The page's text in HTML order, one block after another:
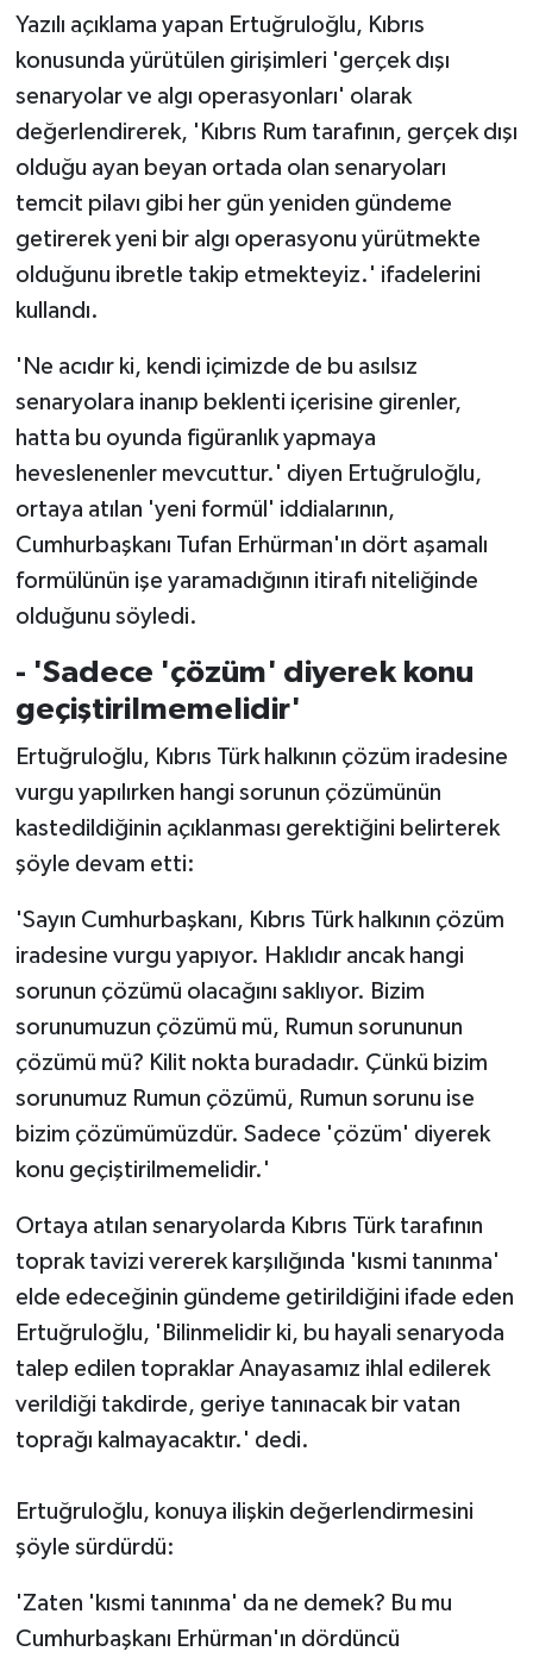
Yazılı açıklama yapan Ertuğruloğlu, Kıbrıs
konusunda yürütülen girişimleri 'gerçek dışı
senaryolar ve algı operasyonları' olarak
değerlendirerek, 'Kıbrıs Rum tarafının, gerçek dışı
olduğu ayan beyan ortada olan senaryoları
temcit pilavı gibi her gün yeniden gündeme
getirerek yeni bir algı operasyonu yürütmekte
olduğunu ibretle takip etmekteyiz.' ifadelerini
kullandı.
'Ne acıdır ki, kendi içimizde de bu asılsız
senaryolara inanıp beklenti içerisine girenler,
hatta bu oyunda figüranlık yapmaya
heveslenenler mevcuttur.' diyen Ertuğruloğlu,
ortaya atılan 'yeni formül' iddialarının,
Cumhurbaşkanı Tufan Erhürman'ın dört aşamalı
formülünün işe yaramadığının itirafı niteliğinde
olduğunu söyledi.
- 'Sadece 'çözüm' diyerek konu
geçiştirilmemelidir'
Ertuğruloğlu, Kıbrıs Türk halkının çözüm iradesine
vurgu yapılırken hangi sorunun çözümünün
kastedildiğinin açıklanması gerektiğini belirterek
şöyle devam etti:
'Sayın Cumhurbaşkanı, Kıbrıs Türk halkının çözüm
iradesine vurgu yapıyor. Haklıdır ancak hangi
sorunun çözümü olacağını saklıyor. Bizim
sorunumuzun çözümü mü, Rumun sorununun
çözümü mü? Kilit nokta buradadır. Çünkü bizim
sorunumuz Rumun çözümü, Rumun sorunu ise
bizim çözümümüzdür. Sadece 'çözüm' diyerek
konu geçiştirilmemelidir.'
Ortaya atılan senaryolarda Kıbrıs Türk tarafının
toprak tavizi vererek karşılığında 'kısmi tanınma'
elde edeceğinin gündeme getirildiğini ifade eden
Ertuğruloğlu, 'Bilinmelidir ki, bu hayali senaryoda
talep edilen topraklar Anayasamız ihlal edilerek
verildiği takdirde, geriye tanınacak bir vatan
toprağı kalmayacaktır.' dedi.
Ertuğruloğlu, konuya ilişkin değerlendirmesini
şöyle sürdürdü:
'Zaten 'kısmi tanınma' da ne demek? Bu mu
Cumhurbaşkanı Erhürman'ın dördüncü
TEKNOLOJİ
TİCARET
YAŞAM